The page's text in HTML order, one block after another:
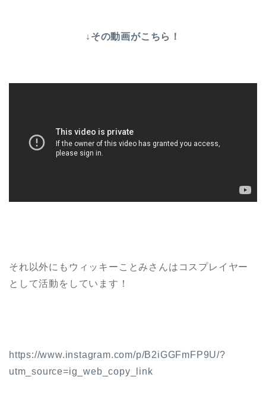
↓その動画がこちら！
それ以外にもウィッキーことみさんはコスプレイヤー
として活動をしています！
https://www.instagram.com/p/B2iGGFmFP9U/?
utm_source=ig_web_copy_link